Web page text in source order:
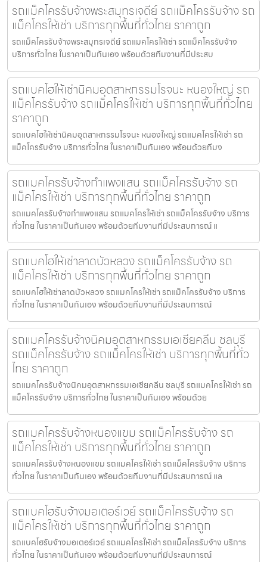
รถแม็คโครรับจ้างพระสมุทรเจดีย์ รถแม็คโครรับจ้าง รถ
แม็คโครให้เช่า บริการทุกพื้นที่ทั่วไทย ราคาถูก
รถแม็คโครรับจ้างพระสมุทรเจดีย์ รถแมคโครให้เช่า รถแม็คโครรับจ้าง
บริการทั่วไทย ในราคาเป็นกันเอง พร้อมด้วยทีมงานที่มีประสบ
รถแบคโฮให้เช่านิคมอุตสาหกรรมโรจนะ หนองใหญ่ รถ
แม็คโครรับจ้าง รถแม็คโครให้เช่า บริการทุกพื้นที่ทั่วไทย
ราคาถูก
รถแบคโฮให้เช่านิคมอุตสาหกรรมโรจนะ หนองใหญ่ รถแมคโครให้เช่า รถ
แม็คโครรับจ้าง บริการทั่วไทย ในราคาเป็นกันเอง พร้อมด้วยทีมง
รถแมคโครรับจ้างกำแพงแสน รถแม็คโครรับจ้าง รถ
แม็คโครให้เช่า บริการทุกพื้นที่ทั่วไทย ราคาถูก
รถแมคโครรับจ้างกำแพงแสน รถแมคโครให้เช่า รถแม็คโครรับจ้าง บริการ
ทั่วไทย ในราคาเป็นกันเอง พร้อมด้วยทีมงานที่มีประสบการณ์ แ
รถแบคโฮให้เช่าลาดบัวหลวง รถแม็คโครรับจ้าง รถ
แม็คโครให้เช่า บริการทุกพื้นที่ทั่วไทย ราคาถูก
รถแบคโฮให้เช่าลาดบัวหลวง รถแมคโครให้เช่า รถแม็คโครรับจ้าง บริการ
ทั่วไทย ในราคาเป็นกันเอง พร้อมด้วยทีมงานที่มีประสบการณ์
รถแมคโครรับจ้างนิคมอุตสาหกรรมเอเชียคลีน ชลบุรี
รถแม็คโครรับจ้าง รถแม็คโครให้เช่า บริการทุกพื้นที่ทั่ว
ไทย ราคาถูก
รถแมคโครรับจ้างนิคมอุตสาหกรรมเอเชียคลีน ชลบุรี รถแมคโครให้เช่า รถ
แม็คโครรับจ้าง บริการทั่วไทย ในราคาเป็นกันเอง พร้อมด้วย
รถแมคโครรับจ้างหนองแขม รถแม็คโครรับจ้าง รถ
แม็คโครให้เช่า บริการทุกพื้นที่ทั่วไทย ราคาถูก
รถแมคโครรับจ้างหนองแขม รถแมคโครให้เช่า รถแม็คโครรับจ้าง บริการ
ทั่วไทย ในราคาเป็นกันเอง พร้อมด้วยทีมงานที่มีประสบการณ์ แล
รถแบคโฮรับจ้างมอเตอร์เวย์ รถแม็คโครรับจ้าง รถ
แม็คโครให้เช่า บริการทุกพื้นที่ทั่วไทย ราคาถูก
รถแบคโฮรับจ้างมอเตอร์เวย์ รถแมคโครให้เช่า รถแม็คโครรับจ้าง บริการ
ทั่วไทย ในราคาเป็นกันเอง พร้อมด้วยทีมงานที่มีประสบการณ์